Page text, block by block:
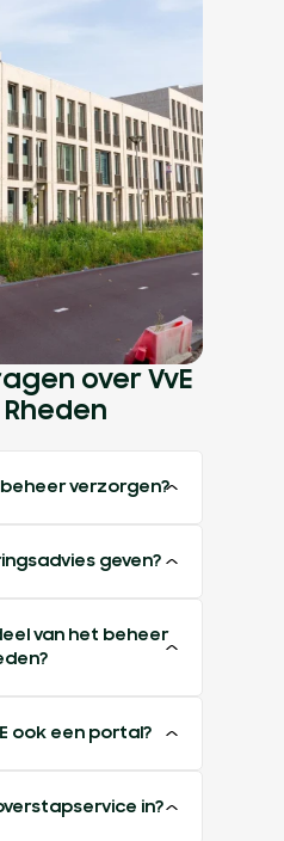
over VvE
verzorgen?
geven?
van het beheer
ook een portal?
in?